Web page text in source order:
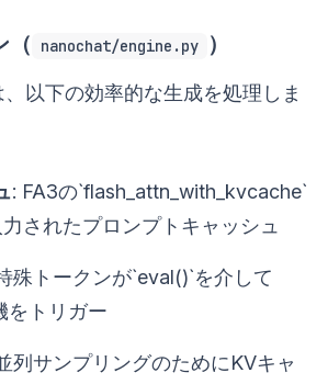
（ nanochat/engine.py ）
以下の効率的な生成を処理しま
: FA3の`flash_attn_with_kvcache`
されたプロンプトキャッシュ
殊トークンが`eval()`を介して
をトリガー
列サンプリングのためにKVキャ